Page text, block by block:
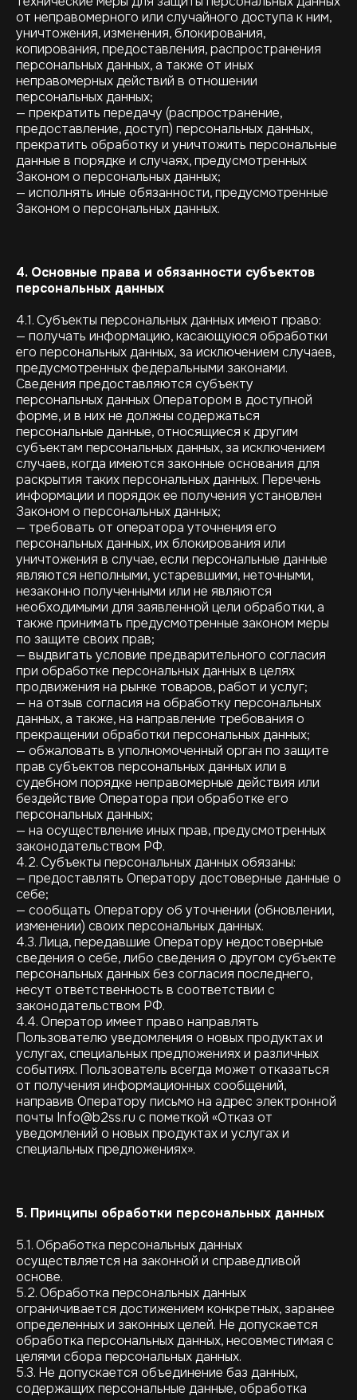
от неправомерного или случайного доступа к ним,
уничтожения, изменения, блокирования,
копирования, предоставления, распространения
персональных данных, а также от иных
неправомерных действий в отношении
персональных данных;
— прекратить передачу (распространение,
предоставление, доступ) персональных данных,
прекратить обработку и уничтожить персональные
данные в порядке и случаях, предусмотренных
Законом о персональных данных;
— исполнять иные обязанности, предусмотренные
Законом о персональных данных.
4. Основные права и обязанности субъектов
персональных данных
4.1. Субъекты персональных данных имеют право:
— получать информацию, касающуюся обработки
его персональных данных, за исключением случаев,
предусмотренных федеральными законами.
Сведения предоставляются субъекту
персональных данных Оператором в доступной
форме, и в них не должны содержаться
персональные данные, относящиеся к другим
субъектам персональных данных, за исключением
случаев, когда имеются законные основания для
раскрытия таких персональных данных. Перечень
информации и порядок ее получения установлен
Законом о персональных данных;
— требовать от оператора уточнения его
персональных данных, их блокирования или
уничтожения в случае, если персональные данные
являются неполными, устаревшими, неточными,
незаконно полученными или не являются
необходимыми для заявленной цели обработки, а
также принимать предусмотренные законом меры
по защите своих прав;
— выдвигать условие предварительного согласия
при обработке персональных данных в целях
продвижения на рынке товаров, работ и услуг;
— на отзыв согласия на обработку персональных
данных, а также, на направление требования о
прекращении обработки персональных данных;
— обжаловать в уполномоченный орган по защите
прав субъектов персональных данных или в
судебном порядке неправомерные действия или
бездействие Оператора при обработке его
персональных данных;
— на осуществление иных прав, предусмотренных
законодательством РФ.
4.2. Субъекты персональных данных обязаны:
— предоставлять Оператору достоверные данные о
себе;
— сообщать Оператору об уточнении (обновлении,
изменении) своих персональных данных.
4.3. Лица, передавшие Оператору недостоверные
сведения о себе, либо сведения о другом субъекте
персональных данных без согласия последнего,
несут ответственность в соответствии с
законодательством РФ.
4.4. Оператор имеет право направлять
Пользователю уведомления о новых продуктах и
услугах, специальных предложениях и различных
событиях. Пользователь всегда может отказаться
от получения информационных сообщений,
направив Оператору письмо на адрес электронной
почты Info@b2ss.ru с пометкой «Отказ от
уведомлений о новых продуктах и услугах и
специальных предложениях».
5. Принципы обработки персональных данных
5.1. Обработка персональных данных
осуществляется на законной и справедливой
основе.
5.2. Обработка персональных данных
ограничивается достижением конкретных, заранее
определенных и законных целей. Не допускается
обработка персональных данных, несовместимая с
целями сбора персональных данных.
5.3. Не допускается объединение баз данных,
содержащих персональные данные, обработка